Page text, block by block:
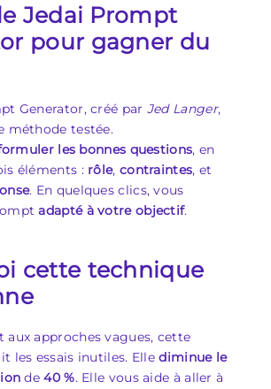
Jedai Prompt
pour gagner du
Generator, créé par Jed Langer,
méthode testée.
les bonnes questions, en
éléments : rôle, contraintes, et
. En quelques clics, vous
adapté à votre objectif.
cette technique
aux approches vagues, cette
les essais inutiles. Ellediminue le
de40 %. Elle vous aide à aller à